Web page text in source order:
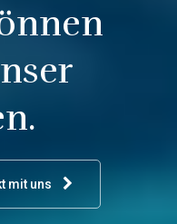
mit uns